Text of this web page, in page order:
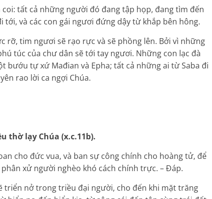
tất cả những người đó đang tập họp, đang tìm đến
và các con gái ngươi đứng dậy từ khắp bên hông.
rỡ, tim ngươi sẽ rạo rực và sẽ phồng lên. Bởi vì những
túc của chư dân sẽ tới tay ngươi. Những con lạc đà
bướu tự xứ Mađian và Epha; tất cả những ai từ Saba đi
rao lời ca ngợi Chúa.
thờ lạy Chúa (x.c.11b).
cho đức vua, và ban sự công chính cho hoàng tử, để
xử người nghèo khó cách chính trực. – Đáp.
triển nở trong triều đại người, cho đến khi mặt trăng